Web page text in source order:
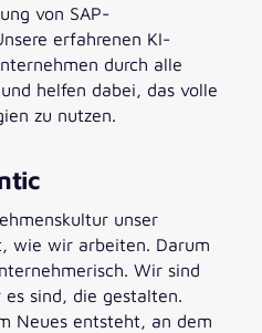
von SAP-
erfahrenen KI-
durch alle
helfen dabei, das volle
zu nutzen.
unser
wie wir arbeiten. Darum
Wir sind
sind, die gestalten.
Neues entsteht, an dem